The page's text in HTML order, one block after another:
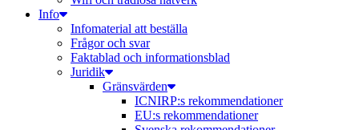
Info
Infomaterial att beställa
Frågor och svar
Faktablad och informationsblad
Juridik
Gränsvärden
ICNIRP:s rekommendationer
EU:s rekommendationer